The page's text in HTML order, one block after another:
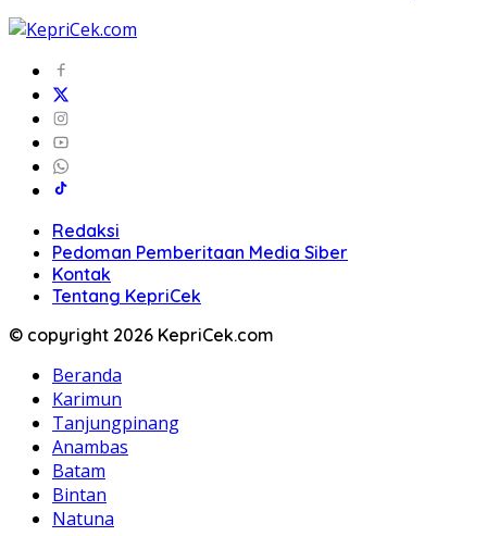
Redaksi
Pedoman Pemberitaan Media Siber
Kontak
Tentang KepriCek
© copyright 2026 KepriCek.com
Beranda
Karimun
Tanjungpinang
Anambas
Batam
Bintan
Natuna